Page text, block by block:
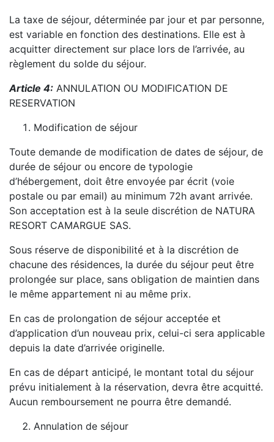
La taxe de séjour, déterminée par jour et par personne,
est variable en fonction des destinations. Elle est à
acquitter directement sur place lors de l’arrivée, au
règlement du solde du séjour.
Article 4: ANNULATION OU MODIFICATION DE
RESERVATION
Modification de séjour
Toute demande de modification de dates de séjour, de
durée de séjour ou encore de typologie
d’hébergement, doit être envoyée par écrit (voie
postale ou par email) au minimum 72h avant arrivée.
Son acceptation est à la seule discrétion de NATURA
RESORT CAMARGUE SAS.
Sous réserve de disponibilité et à la discrétion de
chacune des résidences, la durée du séjour peut être
prolongée sur place, sans obligation de maintien dans
le même appartement ni au même prix.
En cas de prolongation de séjour acceptée et
d’application d’un nouveau prix, celui-ci sera applicable
depuis la date d’arrivée originelle.
En cas de départ anticipé, le montant total du séjour
prévu initialement à la réservation, devra être acquitté.
Aucun remboursement ne pourra être demandé.
Annulation de séjour